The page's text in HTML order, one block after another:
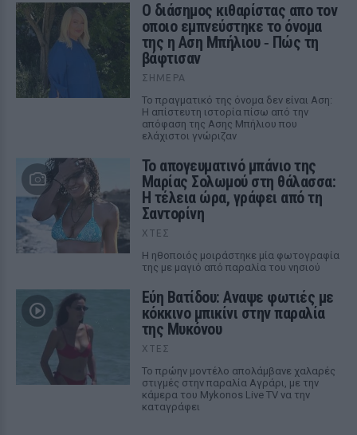
Ο διάσημος κιθαρίστας απο τον
οποιο εμπνεύστηκε το όνομα
της η Αση Μπήλιου ‑ Πώς τη
βάφτισαν
ΣΉΜΕΡΑ
Το πραγματικό της όνομα δεν είναι Αση:
Η απίστευτη ιστορία πίσω από την
απόφαση της Ασης Μπήλιου που
ελάχιστοι γνώριζαν
Το απογευματινό μπάνιο της
Μαρίας Σολωμού στη θάλασσα:
Η τέλεια ώρα, γράφει από τη
Σαντορίνη
ΧΤΕΣ
Η ηθοποιός μοιράστηκε μία φωτογραφία
της με μαγιό από παραλία του νησιού
Εύη Βατίδου: Αναψε φωτιές με
κόκκινο μπικίνι στην παραλία
της Μυκόνου
ΧΤΕΣ
Το πρώην μοντέλο απολάμβανε χαλαρές
στιγμές στην παραλία Αγράρι, με την
κάμερα του Mykonos Live TV να την
καταγράφει